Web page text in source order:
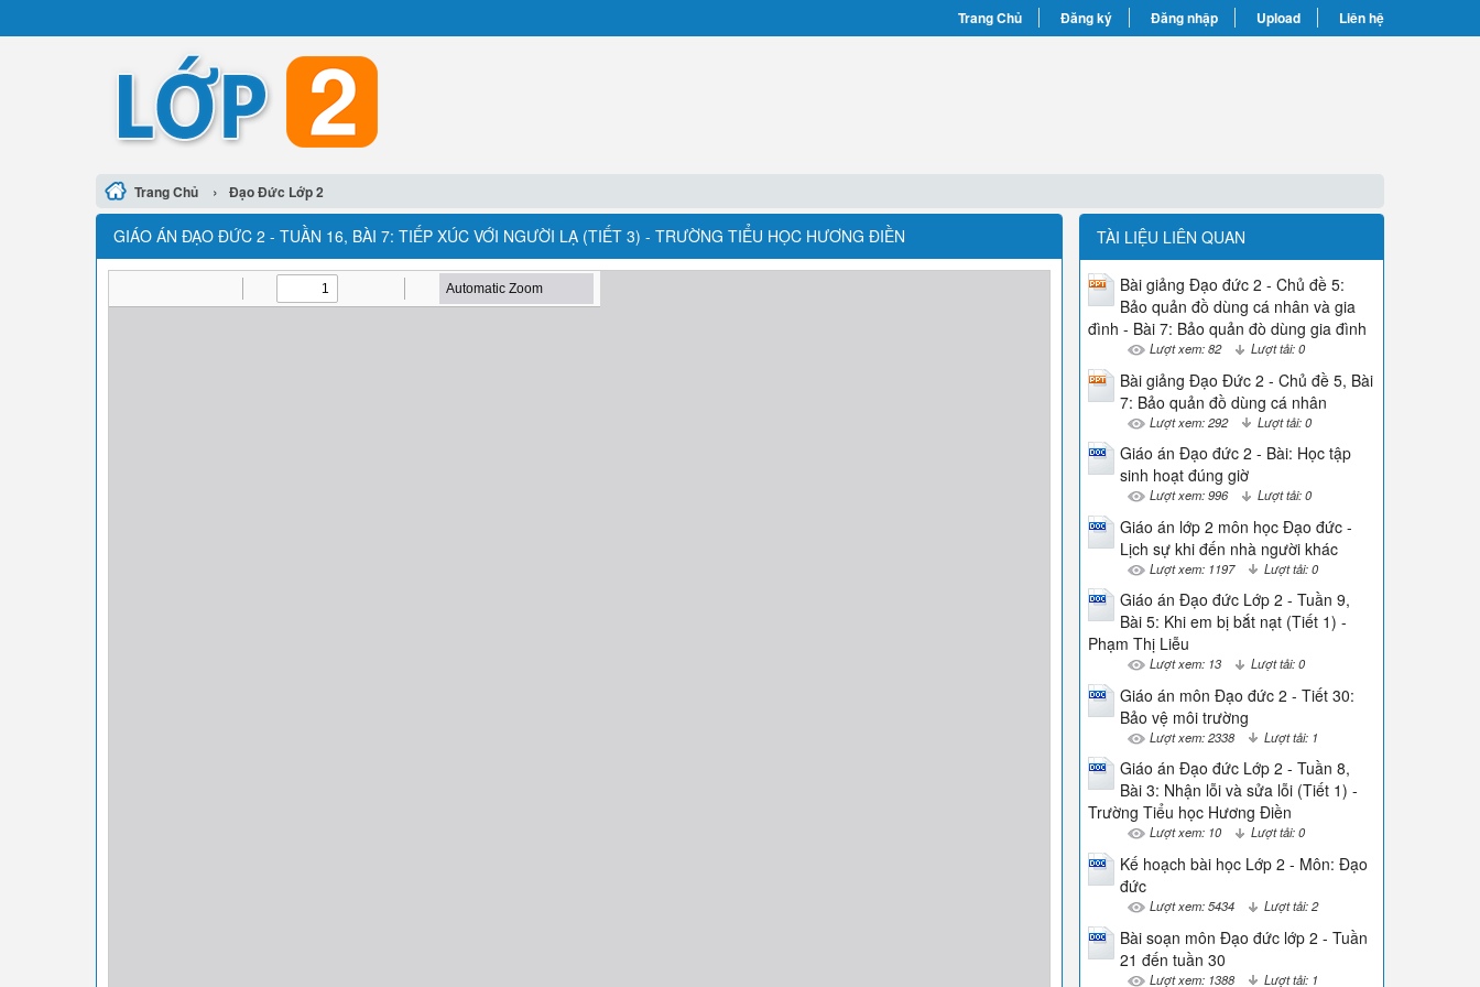
Trang Chủ Đăng ký Đăng nhập Upload Liên hệ
Trang Chủ › Đạo Đức Lớp 2
GIÁO ÁN ĐẠO ĐỨC 2 - TUẦN 16, BÀI 7: TIẾP XÚC VỚI NGƯỜI LẠ (TIẾT 3) - TRƯỜNG TIỂU HỌC HƯƠNG ĐIỀN TÀI LIỆU LIÊN QUAN
Bài giảng Đạo đức 2 - Chủ đề 5:
Bảo quản đồ dùng cá nhân và gia
đình - Bài 7: Bảo quản đò dùng gia đình
Lượt xem: 82 Lượt tải: 0
Bài giảng Đạo Đức 2 - Chủ đề 5, Bài
7: Bảo quản đồ dùng cá nhân
Lượt xem: 292 Lượt tải: 0
Giáo án Đạo đức 2 - Bài: Học tập
sinh hoạt đúng giờ
Lượt xem: 996 Lượt tải: 0
Giáo án lớp 2 môn học Đạo đức -
Lịch sự khi đến nhà người khác
Lượt xem: 1197 Lượt tải: 0
Giáo án Đạo đức Lớp 2 - Tuần 9,
Bài 5: Khi em bị bắt nạt (Tiết 1) -
Phạm Thị Liễu
Lượt xem: 13 Lượt tải: 0
Giáo án môn Đạo đức 2 - Tiết 30:
Bảo vệ môi trường
Lượt xem: 2338 Lượt tải: 1
Giáo án Đạo đức Lớp 2 - Tuần 8,
Bài 3: Nhận lỗi và sửa lỗi (Tiết 1) -
Trường Tiểu học Hương Điền
Lượt xem: 10 Lượt tải: 0
Kế hoạch bài học Lớp 2 - Môn: Đạo
đức
Lượt xem: 5434 Lượt tải: 2
Bài soạn môn Đạo đức lớp 2 - Tuần
21 đến tuần 30
Lượt xem: 1388 Lượt tải: 1